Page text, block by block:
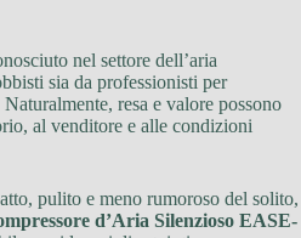
nel settore dell’aria
sia da professionisti per
resa e valore possono
al venditore e alle condizioni
pulito e meno rumoroso del solito,
d’Aria Silenzioso EASE-